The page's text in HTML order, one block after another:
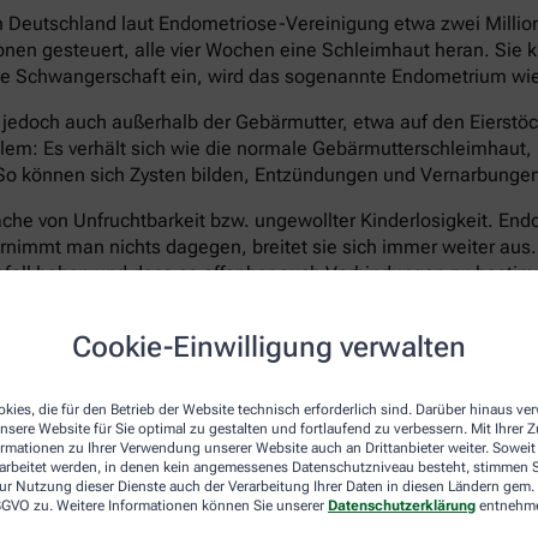
Cookie-Einwilligung verwalten
die für den Betrieb der Website technisch erforderlich sind. Darüber hinaus
Website für Sie optimal zu gestalten und fortlaufend zu verbessern. Mit Ihrer
zu Ihrer Verwendung unserer Website auch an Drittanbieter weiter. Soweit
werden, in denen kein angemessenes Datenschutzniveau besteht, stimmen
Nutzung dieser Dienste auch der Verarbeitung Ihrer Daten in diesen Ländern
zu. Weitere Informationen können Sie unserer Datenschutzerklärung
laut Endometriose-Vereinigung etwa zwei
gesteuert, alle vier Wochen eine Schleimhaut heran. Sie
Schwangerschaft ein, wird das sogenannte Endometrium
auch außerhalb der Gebärmutter, etwa auf den
Es verhält sich wie die normale
können sich Zysten bilden, Entzündungen und
von Unfruchtbarkeit bzw. ungewollter Kinderlosigkeit.
man nichts dagegen, breitet sie sich immer weiter
haben und dass es offenbar auch Verbindungen zu
nicht eindeutig geklärt. Ein fehlerhaft arbeitendes
erbliche Faktoren. Heilbar ist die Erkrankung bis heute
das Wachstum von neuen Wucherungen verhindern. Eine
mit Kinderwunsch kommt sie meist nicht infrage. Operativ
oder entfernt werden.
Kinderwunsch mehr hat, kann als radikale Option auch
die Symptome zwar dauerhaft verschwinden, versetzt